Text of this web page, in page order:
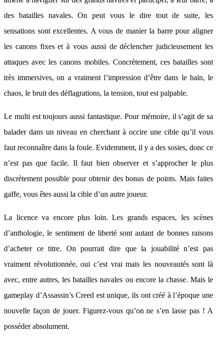
des batailles navales. On peut vous le dire tout de suite, les
sensations sont excellentes. A vous de manier la barre pour aligner
les canons fixes et à vous aussi de déclencher judicieusement les
attaques avec les canons mobiles. Concrètement, ces batailles sont
très immersives, on a vraiment l’impression d’être dans le bain, le
chaos, le bruit des déflagrations, la tension, tout est palpable.
Le multi est toujours aussi fantastique. Pour mémoire, il s’agit de sa
balader dans un niveau en cherchant à occire une cible qu’il vous
faut reconnaître dans la foule. Evidemment, il y a des sosies, donc ce
n’est pas que facile. Il faut bien observer et s’approcher le plus
discrètement possible pour obtenir des bonus de points. Mais faites
gaffe, vous êtes aussi la cible d’un autre joueur.
La licence va encore plus loin. Les grands espaces, les scènes
d’anthologie, le sentiment de liberté sont autant de bonnes raisons
d’acheter ce titre. On pourrait dire que la jouabilité n’est pas
vraiment révolutionnée, oui c’est vrai mais les nouveautés sont là
avec, entre autres, les batailles navales ou encore la chasse. Mais le
gameplay d’Assassin’s Creed est unique, ils ont créé à l’époque une
nouvelle façon de jouer. Figurez-vous qu’on ne s’en lasse pas ! A
posséder absolument.